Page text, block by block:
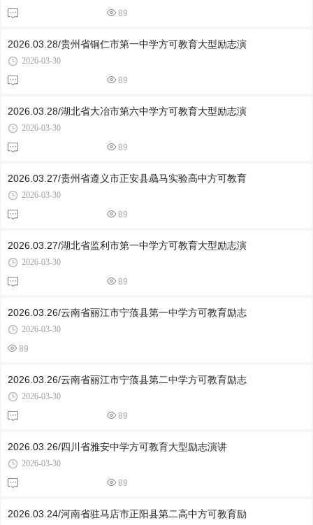
89
2026.03.28/贵州省铜仁市第一中学方可教育大型励志演
2026-03-30
89
2026.03.28/湖北省大冶市第六中学方可教育大型励志演
2026-03-30
89
2026.03.27/贵州省遵义市正安县骉马实验高中方可教育
2026-03-30
89
2026.03.27/湖北省监利市第一中学方可教育大型励志演
2026-03-30
89
2026.03.26/云南省丽江市宁蒗县第一中学方可教育励志
2026-03-30
89
2026.03.26/云南省丽江市宁蒗县第二中学方可教育励志
2026-03-30
89
2026.03.26/四川省雅安中学方可教育大型励志演讲
2026-03-30
89
2026.03.24/河南省驻马店市正阳县第二高中方可教育励